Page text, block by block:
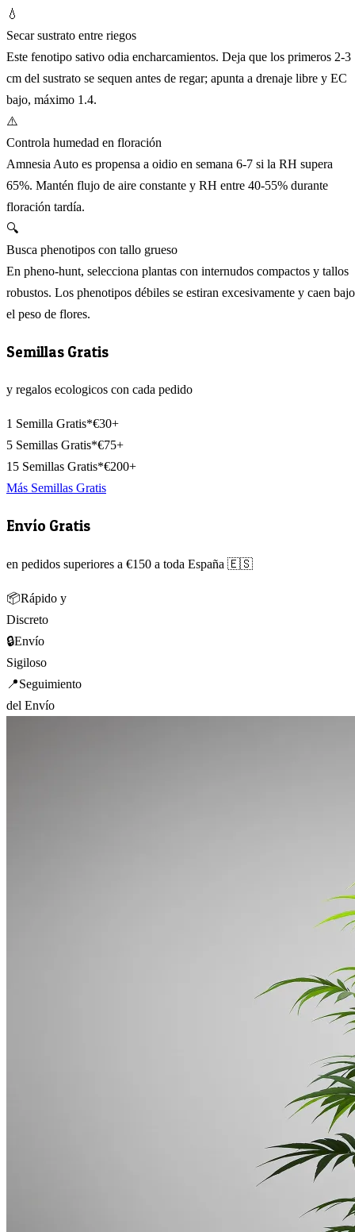
💧
Secar sustrato entre riegos
Este fenotipo sativo odia encharcamientos. Deja que los primeros 2-3
cm del sustrato se sequen antes de regar; apunta a drenaje libre y EC
bajo, máximo 1.4.
⚠️
Controla humedad en floración
Amnesia Auto es propensa a oidio en semana 6-7 si la RH supera
65%. Mantén flujo de aire constante y RH entre 40-55% durante
floración tardía.
🔍
Busca phenotipos con tallo grueso
En pheno-hunt, selecciona plantas con internudos compactos y tallos
robustos. Los phenotipos débiles se estiran excesivamente y caen bajo
el peso de flores.
Semillas Gratis
y regalos ecologicos con cada pedido
1 Semilla Gratis*€30+
5 Semillas Gratis*€75+
15 Semillas Gratis*€200+
Más Semillas Gratis
Envío Gratis
en pedidos superiores a €150 a toda España 🇪🇸
📦Rápido y
Discreto
🔒Envío
Sigiloso
📍Seguimiento
del Envío